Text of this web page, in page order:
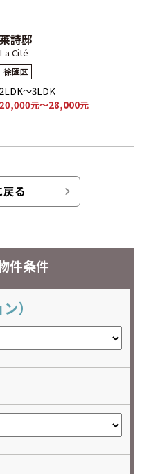
莱詩邸
La Cité
徐匯区
2LDK～3LDK
20,000元～28,000元
る
件条件
）